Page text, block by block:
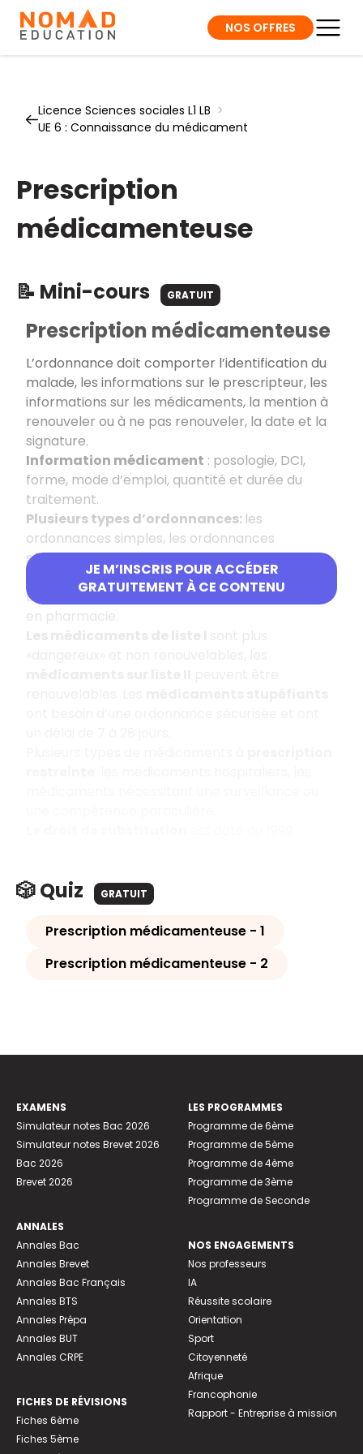
NOS OFFRES
Licence Sciences sociales L1 LB >
UE 6 : Connaissance du médicament
Prescription
médicamenteuse
📝 Mini-cours GRATUIT
JE M’INSCRIS POUR ACCÉDER
GRATUITEMENT À CE CONTENU
Prescription médicamenteuse
L’ordonnance doit comporter l’identification du
malade, les informations sur le prescripteur, les
informations sur les médicaments, la mention à
renouveler ou à ne pas renouveler, la date et la
signature.
Information médicament : posologie, DCI,
forme, mode d’emploi, quantité et durée du
traitement.
Plusieurs types d’ordonnances: les
ordonnances simples, les ordonnances
sécurisées, les ordonnances bi-zones et les
ordonnances de médicaments d’exception.
Les médicaments non listés sont en vente libre
en pharmacie.
🎲 Quiz GRATUIT
Prescription médicamenteuse - 1
Prescription médicamenteuse - 2
EXAMENS
Simulateur notes Bac 2026
Simulateur notes Brevet 2026
Bac 2026
Brevet 2026
ANNALES
Annales Bac
Annales Brevet
Annales Bac Français
Annales BTS
Annales Prépa
Annales BUT
Annales CRPE
FICHES DE RÉVISIONS
Fiches 6ème
Fiches 5ème
LES PROGRAMMES
Programme de 6ème
Programme de 5ème
Programme de 4ème
Programme de 3ème
Programme de Seconde
NOS ENGAGEMENTS
Nos professeurs
IA
Réussite scolaire
Orientation
Sport
Citoyenneté
Afrique
Francophonie
Rapport - Entreprise à mission